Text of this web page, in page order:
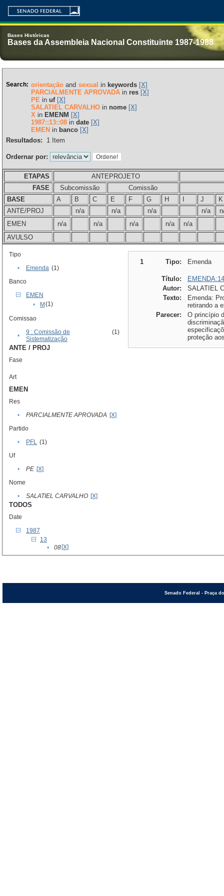
Bases Históricas
Bases da Assembleia Nacional Constituinte 1987-1988
Search: orientaçãoand sexual in keywords [X]
PARCIALMENTE APROVADAin res [X]
PEin uf [X]
SALATIEL CARVALHOin nome [X]
Xin EMENM [X]
1987::13::08in date [X]
EMEN in banco [X]
Resultados:
1Item
Ordernar por:
ETAPAS
ANTEPROJETO
FASE
Subcomissão
Comissão
BASE
A B C E F G H J
K
ANTE/PROJ
n/a n/a n/a n/a
EMEN
n/a n/a n/a n/a
n/a
AVULSO
Tipo
•
Emenda (1)
Banco
EMEN
•
M (1)
Comissao
•
9 : Comissão de
Sistematização
(1)
ANTE / PROJ
Fase
Art
EMEN
Res
•
PARCIALMENTE APROVADA [X]
Partido
•
PFL (1)
Uf
•
PE [X]
Nome
•
SALATIEL CARVALHO [X]
TODOS
Date
1987
13
•
08 [X]
1 Tipo: Emenda
Título:
Autor:
SALATIEL
Texto:
Emenda:
retirando a
Parecer:
O princípio
proteção
Senado Federal - Praça